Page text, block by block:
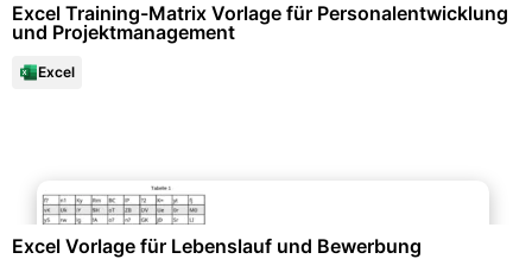
Excel Training-Matrix Vorlage für Personalentwicklung
und Projektmanagement
Excel
Excel Vorlage für Lebenslauf und Bewerbung